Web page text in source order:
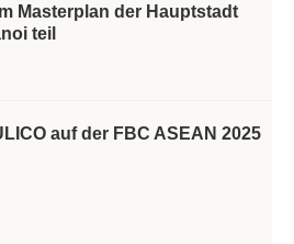
Masterplan der Hauptstadt
teil
auf der FBC ASEAN 2025